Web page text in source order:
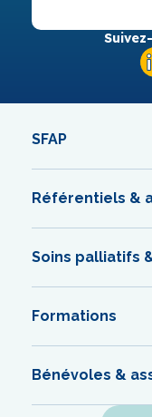
SFAP
Référentiels &
Soins palliatifs
Formations
Bénévoles &